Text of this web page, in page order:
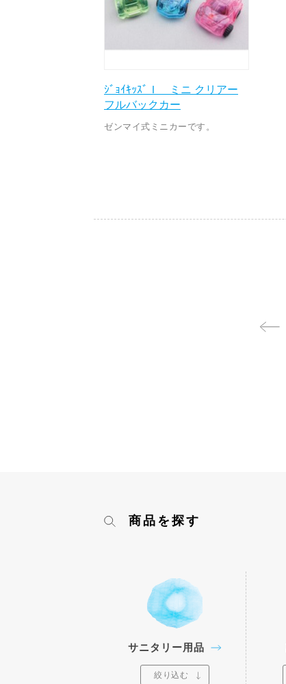
ｼﾞｮｲｷｯｽﾞＩ ミニ クリアー
フルバックカー
ゼンマイ式ミニカーです。
商品を探す
サニタリー用品
絞り込む